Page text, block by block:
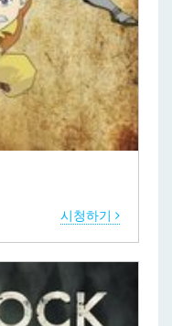
시청하기